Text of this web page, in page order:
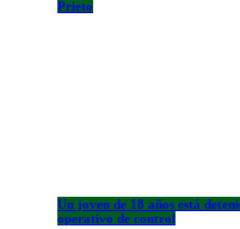
Prieto
Un joven de 18 años está
operativo de control